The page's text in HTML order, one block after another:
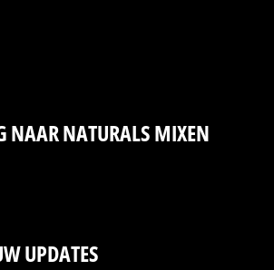
NAAR NATURALS MIXEN
UPDATES